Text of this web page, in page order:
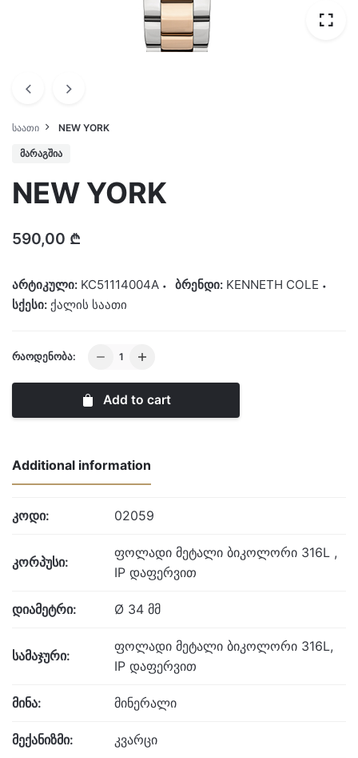
ᲡᲐᲐᲗᲘ NEW YORK
ᲛᲐᲠᲐᲒᲨᲘᲐ
NEW YORK
590,00 ₾
არტიკული: KC51114004A ბრენდი: KENNETH COLE
სქესი: ქალის საათი
ᲠᲐᲝᲓᲔᲜᲝᲑᲐ:
NEW
quantity
Add to cart
Additional information
კოდი: 02059
კორპუსი:
ფოლადი მეტალი ბიკოლორი 316L ,
IP დაფერვით
დიამეტრი: Ø 34 მმ
სამაჯური:
ფოლადი მეტალი ბიკოლორი 316L,
IP დაფერვით
მინა: მინერალი
მექანიზმი: კვარცი